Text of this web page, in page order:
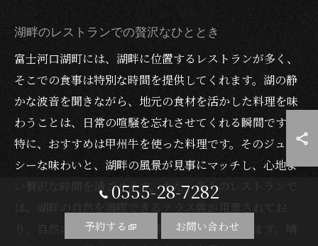
湖畔のレストランでの贅沢なひととき
富士河口湖町には、湖畔に位置するレストランが多く、
そこでの食事は特別な時間を提供してくれます。湖の静
かな波音を聞きながら、地元の食材を活かした料理を味
わうことは、日常の喧騒を忘れさせてくれる瞬間です。
特に、おすすめは甲州牛を使った料理です。そのジュー
シーな味わいと、湖畔の風景が見事にマッチし、心地よ
い贅沢な時間を過ごせます。また、多くのレストランで
は、湖畔の自然を満喫できるテラス席が用意されてお
り、自然の中での食事が一層特別なものになります。晴
0555-28-7282
予約する お問い合わせ